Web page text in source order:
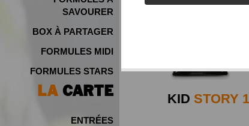
SAVOURER
BOX À PARTAGER
FORMULES MIDI
FORMULES STARS
LA CARTE
ENTRÉES
KID STORY 1